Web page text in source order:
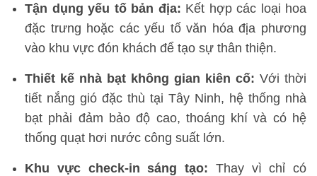
Tận dụng yếu tố bản địa: Kết hợp các loại hoa
đặc trưng hoặc các yếu tố văn hóa địa phương
vào khu vực đón khách để tạo sự thân thiện.
Thiết kế nhà bạt không gian kiên cố: Với thời
tiết nắng gió đặc thù tại Tây Ninh, hệ thống nhà
bạt phải đảm bảo độ cao, thoáng khí và có hệ
thống quạt hơi nước công suất lớn.
Khu vực check-in sáng tạo: Thay vì chỉ có